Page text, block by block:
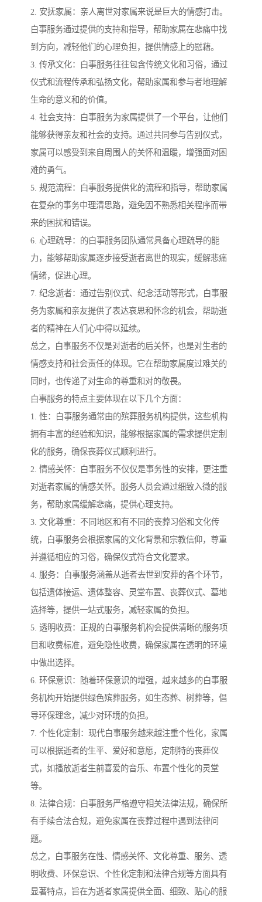
2. 安抚家属：亲人离世对家属来说是巨大的情感打击。
白事服务通过提供的支持和指导，帮助家属在悲痛中找
到方向，减轻他们的心理负担，提供情感上的慰藉。
3. 传承文化：白事服务往往包含传统文化和习俗，通过
仪式和流程传承和弘扬文化，帮助家属和参与者地理解
生命的意义和的价值。
4. 社会支持：白事服务为家属提供了一个平台，让他们
能够获得亲友和社会的支持。通过共同参与告别仪式，
家属可以感受到来自周围人的关怀和温暖，增强面对困
难的勇气。
5. 规范流程：白事服务提供化的流程和指导，帮助家属
在复杂的事务中理清思路，避免因不熟悉相关程序而带
来的困扰和错误。
6. 心理疏导：的白事服务团队通常具备心理疏导的能
力，能够帮助家属逐步接受逝者离世的现实，缓解悲痛
情绪，促进心理。
7. 纪念逝者：通过告别仪式、纪念活动等形式，白事服
务为家属和亲友提供了表达哀思和怀念的机会，帮助逝
者的精神在人们心中得以延续。
总之，白事服务不仅是对逝者的后关怀，也是对生者的
情感支持和社会责任的体现。它在帮助家属度过难关的
同时，也传递了对生命的尊重和对的敬畏。
白事服务的特点主要体现在以下几个方面：
1. 性：白事服务通常由的殡葬服务机构提供，这些机构
拥有丰富的经验和知识，能够根据家属的需求提供定制
化的服务，确保丧葬仪式顺利进行。
2. 情感关怀：白事服务不仅仅是事务性的安排，更注重
对逝者家属的情感关怀。服务人员会通过细致入微的服
务，帮助家属缓解悲痛，提供心理支持。
3. 文化尊重：不同地区和有不同的丧葬习俗和文化传
统，白事服务会根据家属的文化背景和宗教信仰，尊重
并遵循相应的习俗，确保仪式符合文化要求。
4. 服务：白事服务涵盖从逝者去世到安葬的各个环节，
包括遗体接运、遗体整容、灵堂布置、丧葬仪式、墓地
选择等，提供一站式服务，减轻家属的负担。
5. 透明收费：正规的白事服务机构会提供清晰的服务项
目和收费标准，避免隐性收费，确保家属在透明的环境
中做出选择。
6. 环保意识：随着环保意识的增强，越来越多的白事服
务机构开始提供绿色殡葬服务，如生态葬、树葬等，倡
导环保理念，减少对环境的负担。
7. 个性化定制：现代白事服务越来越注重个性化，家属
可以根据逝者的生平、爱好和意愿，定制特的丧葬仪
式，如播放逝者生前喜爱的音乐、布置个性化的灵堂
等。
8. 法律合规：白事服务严格遵守相关法律法规，确保所
有手续合法合规，避免家属在丧葬过程中遇到法律问
题。
总之，白事服务在性、情感关怀、文化尊重、服务、透
明收费、环保意识、个性化定制和法律合规等方面具有
显著特点，旨在为逝者家属提供全面、细致、贴心的服